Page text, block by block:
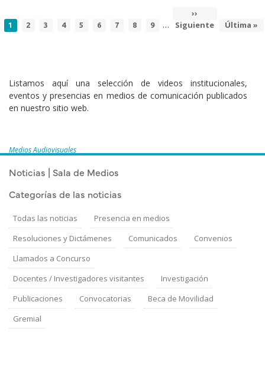
Noticias | Sala de Medios
Categorías de las noticias
Todas las noticias
Presencia en medios
Resoluciones y Dictámenes
Comunicados
Convenios
Llamados a Concurso
Docentes / Investigadores visitantes
Investigación
Publicaciones
Convocatorias
Beca de Movilidad
Gremial
Listamos aquí una selección de videos institucionales,
eventos y presencias en medios de comunicación publicados
en nuestro sitio web.
Medios Audiovisuales
Paginación
Página
1 Page
2 Page
3 Page
4 Page
5 Page
6 Page
7 Page
8 Page
9 …
Siguiente
página
››
Siguiente
Última
Última »